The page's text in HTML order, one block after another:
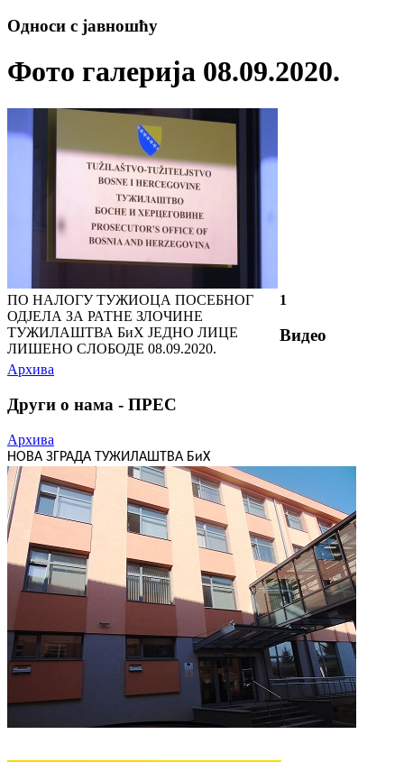
Односи с јавношћу
Фото галерија 08.09.2020.
ПО НАЛОГУ ТУЖИОЦА ПОСЕБНОГ
ОДЈЕЛА ЗА РАТНЕ ЗЛОЧИНЕ
ТУЖИЛАШТВА БиХ ЈЕДНО ЛИЦЕ
ЛИШЕНО СЛОБОДЕ 08.09.2020.
1
Видео
Архива
Други о нама - ПРЕС
Архива
НОВА ЗГРАДА ТУЖИЛАШТВА БиХ